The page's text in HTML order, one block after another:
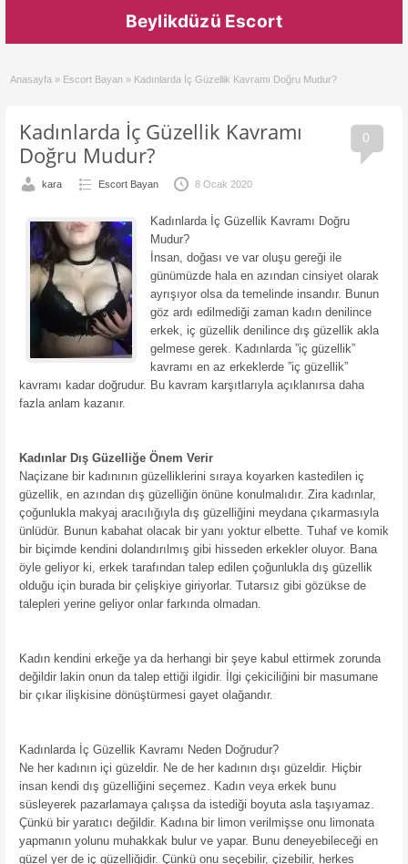
Beylikdüzü Escort
Anasayfa » Escort Bayan » Kadınlarda İç Güzellik Kavramı Doğru Mudur?
0
Kadınlarda İç Güzellik Kavramı
Doğru Mudur?
kara Escort Bayan 8 Ocak 2020
Kadınlarda İç Güzellik Kavramı Doğru
Mudur?
İnsan, doğası ve var oluşu gereği ile
günümüzde hala en azından cinsiyet olarak
ayrışıyor olsa da temelinde insandır. Bunun
göz ardı edilmediği zaman kadın denilince
erkek, iç güzellik denilince dış güzellik akla
gelmese gerek. Kadınlarda ”iç güzellik”
kavramı en az erkeklerde ”iç güzellik”
kavramı kadar doğrudur. Bu kavram karşıtlarıyla açıklanırsa daha
fazla anlam kazanır.
Kadınlar Dış Güzelliğe Önem Verir
Naçizane bir kadınının güzelliklerini sıraya koyarken kastedilen iç
güzellik, en azından dış güzelliğin önüne konulmalıdır. Zira kadınlar,
çoğunlukla makyaj aracılığıyla dış güzelliğini meydana çıkarmasıyla
ünlüdür. Bunun kabahat olacak bir yanı yoktur elbette. Tuhaf ve komik
bir biçimde kendini dolandırılmış gibi hisseden erkekler oluyor. Bana
öyle geliyor ki, erkek tarafından talep edilen çoğunlukla dış güzellik
olduğu için burada bir çelişkiye giriyorlar. Tutarsız gibi gözükse de
talepleri yerine geliyor onlar farkında olmadan.
Kadın kendini erkeğe ya da herhangi bir şeye kabul ettirmek zorunda
değildir lakin onun da talep ettiği ilgidir. İlgi çekiciliğini bir masumane
bir çıkar ilişkisine dönüştürmesi gayet olağandır.
Kadınlarda İç Güzellik Kavramı Neden Doğrudur?
Ne her kadının içi güzeldir. Ne de her kadının dışı güzeldir. Hiçbir
insan kendi dış güzelliğini seçemez. Kadın veya erkek bunu
süsleyerek pazarlamaya çalışsa da istediği boyuta asla taşıyamaz.
Çünkü bir yaratıcı değildir. Kadına bir limon verilmişse onu limonata
yapmanın yolunu muhakkak bulur ve yapar. Bunu deneyebileceği en
güzel yer de iç güzelliğidir. Çünkü onu seçebilir, çizebilir, herkes